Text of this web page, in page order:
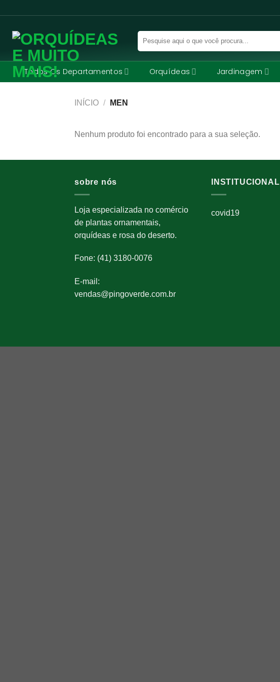
to
content
Pesquisar
por:
Todos Os Departamentos Orquídeas Jardinagem
INÍCIO / MEN
Nenhum produto foi encontrado para a sua seleção.
sobre nós
Loja especializada no comércio
de plantas ornamentais,
orquídeas e rosa do deserto.
Fone: (41) 3180-0076
E-mail:
vendas@pingoverde.com.br
INSTITUCIONAL
covid19